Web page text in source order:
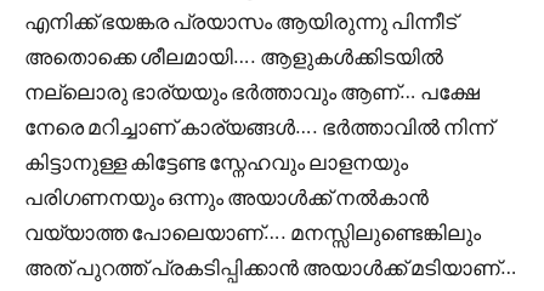
എനിക്ക് ഭയങ്കര പ്രയാസം ആയിരുന്നു പിന്നീട്
അതൊക്കെ ശീലമായി…. ആളുകൾക്കിടയിൽ
നല്ലൊരു ഭാര്യയും ഭർത്താവും ആണ്… പക്ഷേ
നേരെ മറിച്ചാണ് കാര്യങ്ങൾ…. ഭർത്താവിൽ നിന്ന്
കിട്ടാനുള്ള കിട്ടേണ്ട സ്നേഹവും ലാളനയും
പരിഗണനയും ഒന്നും അയാൾക്ക് നൽകാൻ
വയ്യാത്ത പോലെയാണ്…. മനസ്സിലുണ്ടെങ്കിലും
അത് പുറത്ത് പ്രകടിപ്പിക്കാൻ അയാൾക്ക് മടിയാണ്…